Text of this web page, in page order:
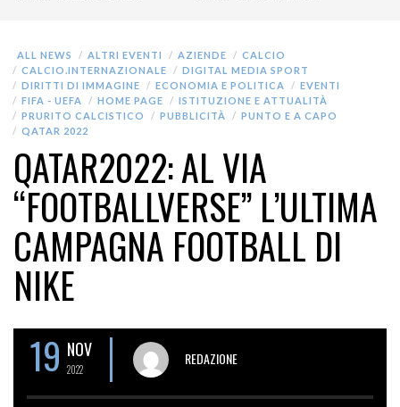
ALL NEWS ALTRI EVENTI AZIENDE
CALCIO
CALCIO.INTERNAZIONALE
DIGITAL MEDIA SPORT
DIRITTI DI IMMAGINE
ECONOMIA E POLITICA
EVENTI
FIFA - UEFA
HOME PAGE
ISTITUZIONE E ATTUALITÀ
PRURITO CALCISTICO
PUBBLICITÀ
PUNTO E A CAPO
QATAR 2022
QATAR2022: AL VIA
“FOOTBALLVERSE” L’ULTIMA
CAMPAGNA FOOTBALL DI
NIKE
19 NOV
2022
REDAZIONE